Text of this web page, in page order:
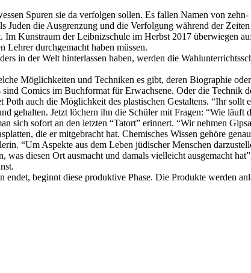
Spuren sie da verfolgen sollen. Es fallen Namen von
Juden die Ausgrenzung und die Verfolgung während der
Kunstraum der Leibnizschule im Herbst 2017 überwiegen
Lehrer durchgemacht haben müssen.
in der Welt hinterlassen haben, werden die
Möglichkeiten und Techniken es gibt, deren Biographie
Comics im Buchformat für Erwachsene. Oder die Technik
auch die Möglichkeit des plastischen Gestaltens. “Ihr
gehalten. Jetzt löchern ihn die Schüler mit Fragen: “Wie läuft
sich sofort an den letzten “Tatort” erinnert. “Wir nehmen
die er mitgebracht hat. Chemisches Wissen gehöre
“Um Aspekte aus dem Leben jüdischer Menschen
was diesen Ort ausmacht und damals vielleicht ausgemacht
beginnt diese produktive Phase. Die Produkte werden